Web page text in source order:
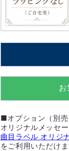
浩
【
の
量
す
浩
二
【
の
量
増
す
お
■オプション（別売
オリジナルメッセ
曲目ラベル オリジ
をご利用いただけ